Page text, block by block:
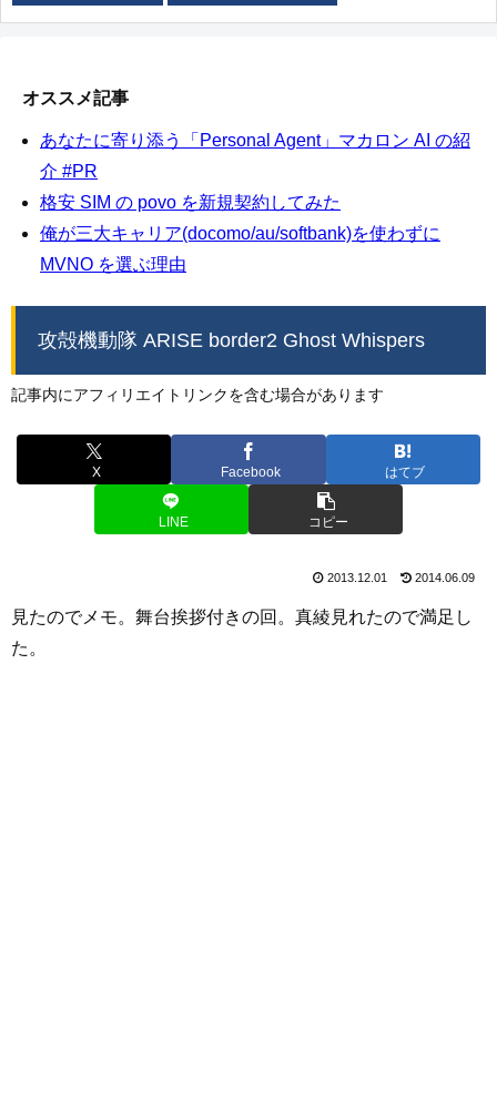
オススメ記事
あなたに寄り添う「Personal Agent」マカロン AI の紹
介 #PR
格安 SIM の povo を新規契約してみた
俺が三大キャリア(docomo/au/softbank)を使わずに
MVNO を選ぶ理由
攻殻機動隊 ARISE border2 Ghost Whispers
記事内にアフィリエイトリンクを含む場合があります
X Facebook はてブ
LINE コピー
2013.12.01 2014.06.09
見たのでメモ。舞台挨拶付きの回。真綾見れたので満足し
た。